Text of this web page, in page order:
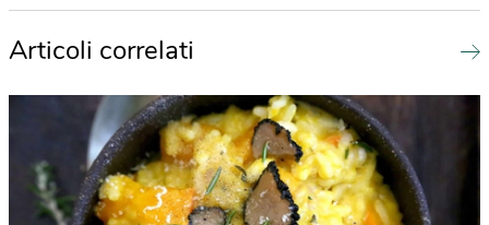
Articoli correlati